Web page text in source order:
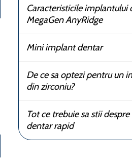
Caracteristicile implantului
MegaGen AnyRidge
Mini implant dentar
De ce sa optezi pentru un
din zirconiu?
Tot ce trebuie sa stii
dentar rapid